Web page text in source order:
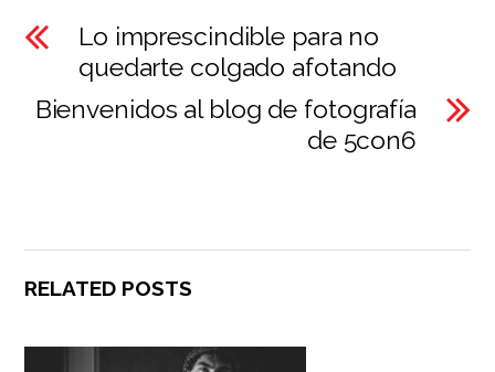
Lo imprescindible para no
quedarte colgado afotando
Bienvenidos al blog de fotografía
de 5con6
RELATED POSTS